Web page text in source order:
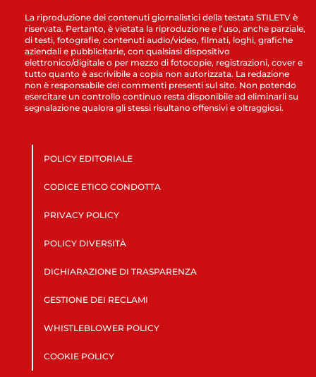
La riproduzione dei contenuti giornalistici della testata STILETV è
riservata. Pertanto, è vietata la riproduzione e l’uso, anche parziale,
di testi, fotografie, contenuti audio/video, filmati, loghi, grafiche
aziendali e pubblicitarie, con qualsiasi dispositivo
elettronico/digitale o per mezzo di fotocopie, registrazioni, cover e
tutto quanto è ascrivibile a copia non autorizzata. La redazione
non è responsabile dei commenti presenti sul sito. Non potendo
esercitare un controllo continuo resta disponibile ad eliminarli su
segnalazione qualora gli stessi risultano offensivi e oltraggiosi.
POLICY EDITORIALE
CODICE ETICO CONDOTTA
PRIVACY POLICY
POLICY DIVERSITÀ
DICHIARAZIONE DI TRASPARENZA
GESTIONE DEI RECLAMI
WHISTLEBLOWER POLICY
COOKIE POLICY